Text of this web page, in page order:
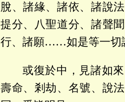
脫、諸緣、諸依、諸說
提分、八聖道分、諸聲
行、諸願……如是等一切
或復於中，見諸如
壽命、剎劫、名號、說